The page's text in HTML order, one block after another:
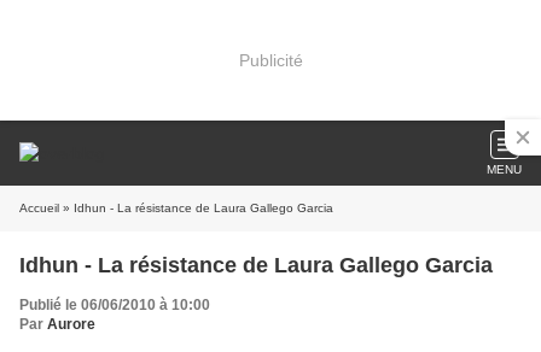
Publicité
MENU
Accueil » Idhun - La résistance de Laura Gallego Garcia
Idhun - La résistance de Laura Gallego Garcia
Publié le 06/06/2010 à 10:00
Par Aurore